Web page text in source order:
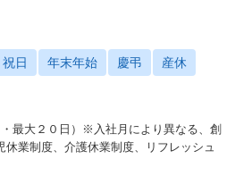
祝日 年末年始 慶弔 産休
最大２０日）※入社月により異なる、創
休業制度、介護休業制度、リフレッシュ